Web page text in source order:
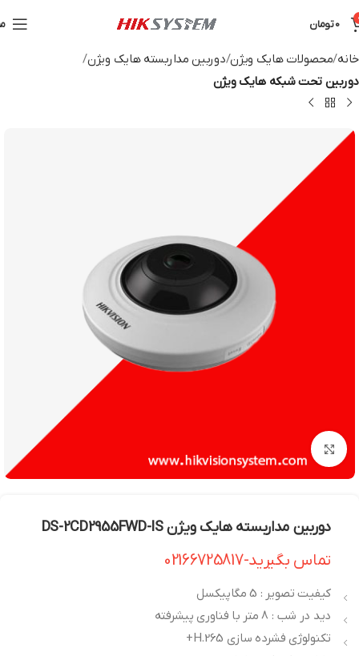
0تومان
خانه محصولات هایک ویژن دوربین مداربسته هایک ویژن
دوربین تحت شبکه هایک ویژن
بزرگنمایی تصویر
دوربین مداربسته هایک ویژن DS-2CD2955FWD-IS
تماس بگیرید-02166725817
کیفیت تصویر : 5 مگاپیکسل
دید در شب : 8 متر با فناوری پیشرفته
تکنولوژی فشرده سازی H.265+